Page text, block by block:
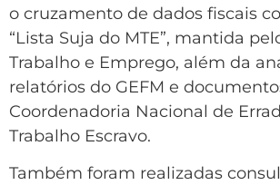
o cruzamento de dados fiscais
“Lista Suja do MTE”, mantida
Trabalho e Emprego, além da
relatórios do GEFM e
Coordenadoria Nacional de
Trabalho Escravo.
Também foram realizadas